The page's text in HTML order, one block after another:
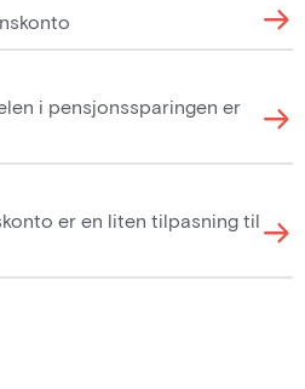
i pensjonssparingen er
er en liten tilpasning til